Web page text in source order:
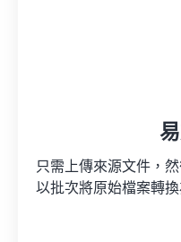
只需上傳來源文件，
以批次將原始檔案轉